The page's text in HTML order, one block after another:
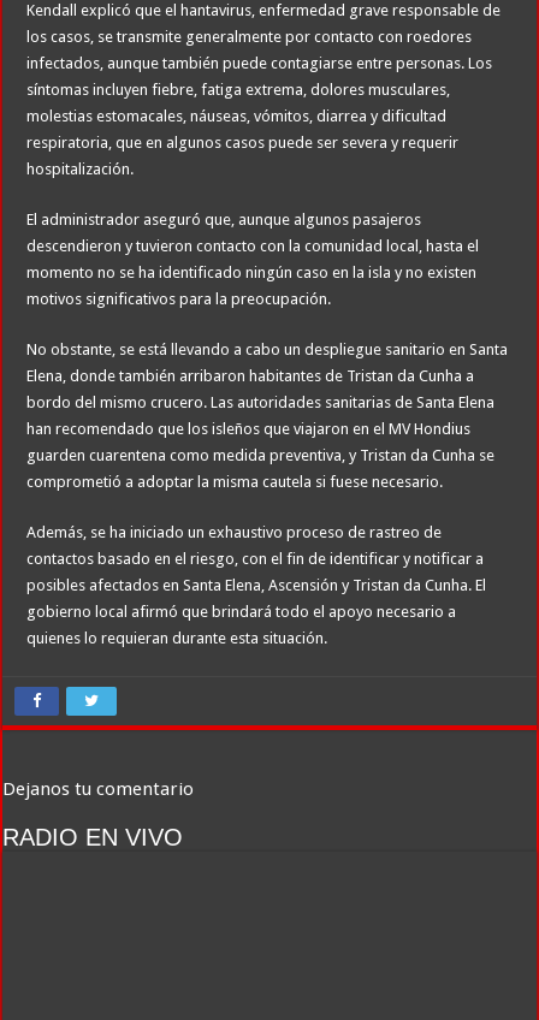
Kendall explicó que el hantavirus, enfermedad grave responsable de
los casos, se transmite generalmente por contacto con roedores
infectados, aunque también puede contagiarse entre personas. Los
síntomas incluyen fiebre, fatiga extrema, dolores musculares,
molestias estomacales, náuseas, vómitos, diarrea y dificultad
respiratoria, que en algunos casos puede ser severa y requerir
hospitalización.
El administrador aseguró que, aunque algunos pasajeros
descendieron y tuvieron contacto con la comunidad local, hasta el
momento no se ha identificado ningún caso en la isla y no existen
motivos significativos para la preocupación.
No obstante, se está llevando a cabo un despliegue sanitario en Santa
Elena, donde también arribaron habitantes de Tristan da Cunha a
bordo del mismo crucero. Las autoridades sanitarias de Santa Elena
han recomendado que los isleños que viajaron en el MV Hondius
guarden cuarentena como medida preventiva, y Tristan da Cunha se
comprometió a adoptar la misma cautela si fuese necesario.
Además, se ha iniciado un exhaustivo proceso de rastreo de
contactos basado en el riesgo, con el fin de identificar y notificar a
posibles afectados en Santa Elena, Ascensión y Tristan da Cunha. El
gobierno local afirmó que brindará todo el apoyo necesario a
quienes lo requieran durante esta situación.
Dejanos tu comentario
RADIO EN VIVO